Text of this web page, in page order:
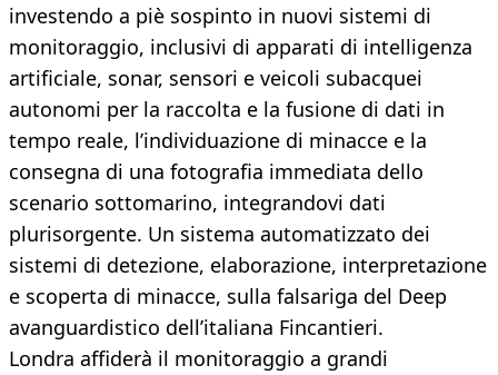
investendo a piè sospinto in nuovi sistemi di
monitoraggio, inclusivi di apparati di intelligenza
artificiale, sonar, sensori e veicoli subacquei
autonomi per la raccolta e la fusione di dati in
tempo reale, l’individuazione di minacce e la
consegna di una fotografia immediata dello
scenario sottomarino, integrandovi dati
plurisorgente. Un sistema automatizzato dei
sistemi di detezione, elaborazione, interpretazione
e scoperta di minacce, sulla falsariga del Deep
avanguardistico dell’italiana Fincantieri.
Londra affiderà il monitoraggio a grandi